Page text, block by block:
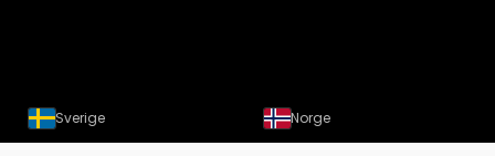
Sverige Norge